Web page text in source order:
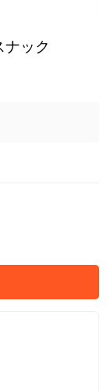
ック